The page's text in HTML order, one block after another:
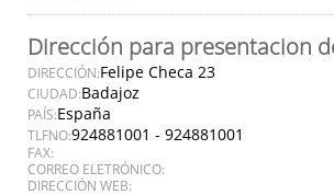
Dirección para presentacion
DIRECCIÓN:Felipe Checa 23
CIUDAD:Badajoz
PAÍS:España
TLFNO:924881001 - 924881001
FAX:
CORREO ELETRÓNICO:
DIRECCIÓN WEB: